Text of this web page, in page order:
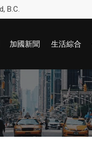
B.C.
加國新聞 生活綜合